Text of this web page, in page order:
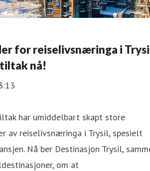
for reiselivsnæringa i
tiltak nå!
har umiddelbart skapt store
av reiselivsnæringa i Trysil, spesielt
Nå ber Destinasjon Trysil,
om at